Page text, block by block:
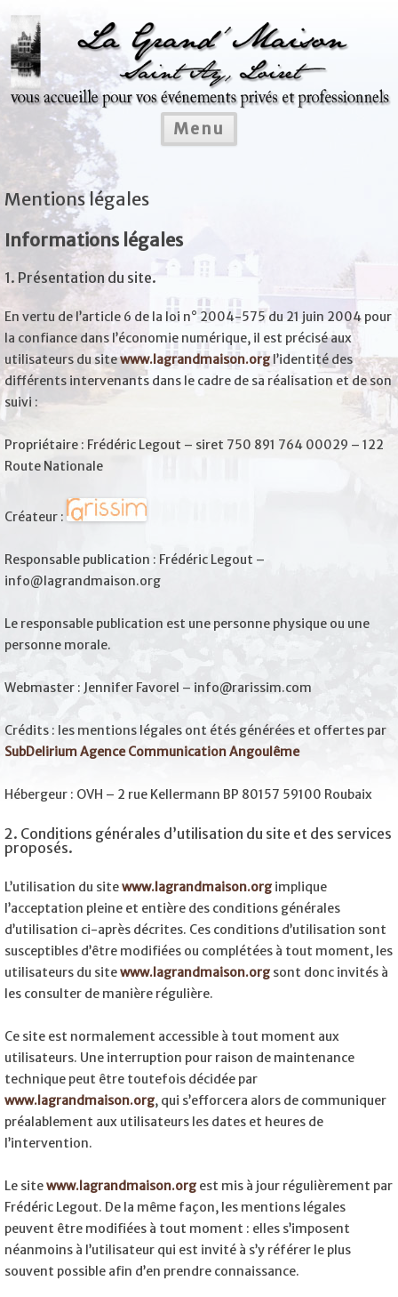
Aller
contenu
Menu
Mentions légales
Informations légales
1. Présentation du site.
En vertu de l’article 6 de la loi n° 2004-575 du 21 juin 2004 pour
la confiance dans l’économie numérique, il est précisé aux
utilisateurs du sitewww.lagrandmaison.orgl’identité des
différents intervenants dans le cadre de sa réalisation et de son
suivi :
Propriétaire : Frédéric Legout – siret 750 891 764 00029 – 122
Route Nationale
Créateur :
Responsable publication : Frédéric Legout –
info@lagrandmaison.org
Le responsable publication est une personne physique ou une
personne morale.
Webmaster : Jennifer Favorel – info@rarissim.com
Crédits : les mentions légales ont étés générées et offertes par
SubDelirium Agence Communication Angoulême
Hébergeur : OVH – 2 rue Kellermann BP 80157 59100 Roubaix
2. Conditions générales d’utilisation du site et des services
proposés.
L’utilisation du sitewww.lagrandmaison.org implique
l’acceptation pleine et entière des conditions générales
d’utilisation ci-après décrites. Ces conditions d’utilisation sont
susceptibles d’être modifiées ou complétées à tout moment, les
utilisateurs du sitewww.lagrandmaison.org sont donc invités à
les consulter de manière régulière.
Ce site est normalement accessible à tout moment aux
utilisateurs. Une interruption pour raison de maintenance
technique peut être toutefois décidée par
www.lagrandmaison.org, qui s’efforcera alors de communiquer
préalablement aux utilisateurs les dates et heures de
l’intervention.
Le sitewww.lagrandmaison.org est mis à jour régulièrement par
Frédéric Legout. De la même façon, les mentions légales
peuvent être modifiées à tout moment : elles s’imposent
néanmoins à l’utilisateur qui est invité à s’y référer le plus
souvent possible afin d’en prendre connaissance.